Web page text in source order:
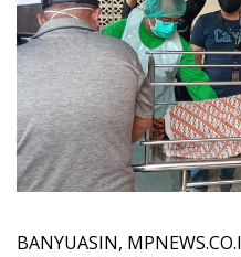
BANYUASIN,